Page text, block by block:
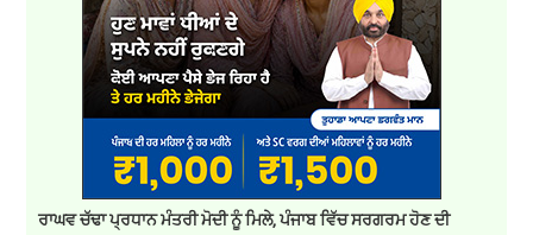
ਰਾਘਵ ਚੱਢਾ ਪ੍ਰਧਾਨ ਮੰਤਰੀ ਮੋਦੀ ਨੂੰ ਮਿਲੇ, ਪੰਜਾਬ ਵਿੱਚ ਸਰਗਰਮ ਹੋਣ ਦੀ